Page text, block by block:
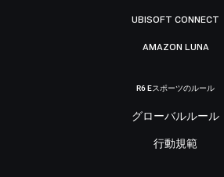
UBISOFT CONNECT
AMAZON LUNA
R6 Eスポーツのルール
グローバルルール
行動規範